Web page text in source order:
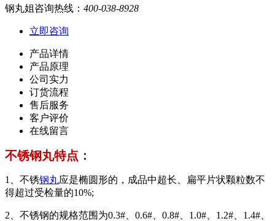
钢丸姐咨询热线： 400-038-8928
立即咨询
产品详情
产品原理
公司实力
订货流程
售后服务
客户评价
在线留言
不锈钢丸特点：
1、不锈钢丸应是椭圆形的，成品中超长、扁平片状颗粒数不
得超过受检量的10%;
2、不锈钢的规格范围为0.3#、0.6#、0.8#、1.0#、1.2#、1.4#、